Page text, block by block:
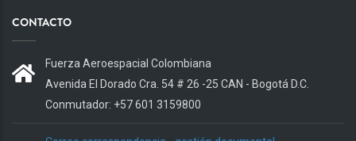
CONTACTO
Fuerza Aeroespacial Colombiana
Avenida El Dorado Cra. 54 # 26 -25 CAN - Bogotá D.C.
Conmutador: +57 601 3159800